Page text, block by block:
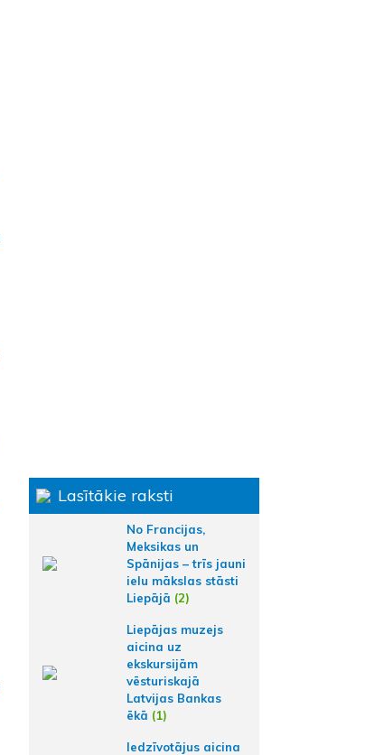
Lasītākie raksti
No Francijas,
Meksikas un
Spānijas – trīs jauni
ielu mākslas stāsti
Liepājā (2)
Liepājas muzejs
aicina uz
ekskursijām
vēsturiskajā
Latvijas Bankas
ēkā (1)
Iedzīvotājus aicina